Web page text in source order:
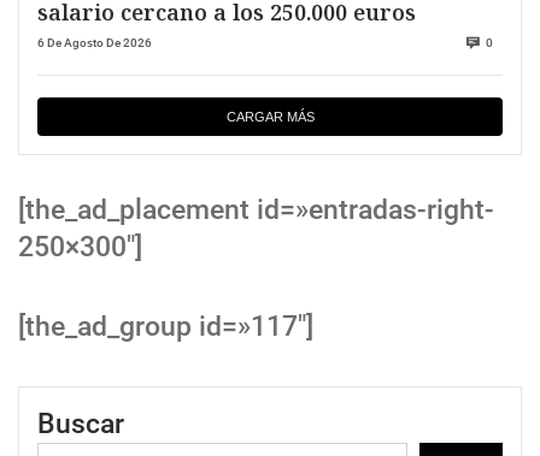
salario cercano a los 250.000 euros
6 De Agosto De 2026 0
CARGAR MÁS
[the_ad_placement id=»entradas-right-
250×300″]
[the_ad_group id=»117″]
Buscar